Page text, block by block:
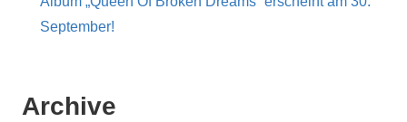
September!
Archive